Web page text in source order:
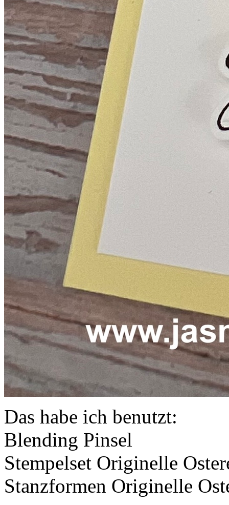
Das habe ich benutzt:
Blending Pinsel
Stempelset Originelle
Stanzformen Originelle